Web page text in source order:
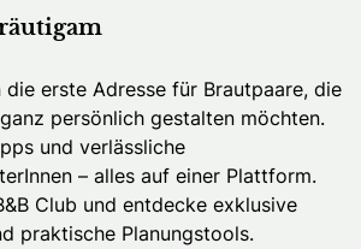
erste Adresse für Brautpaare, die
persönlich gestalten möchten.
und verlässliche
– alles auf einer Plattform.
Club und entdecke exklusive
praktische Planungstools.